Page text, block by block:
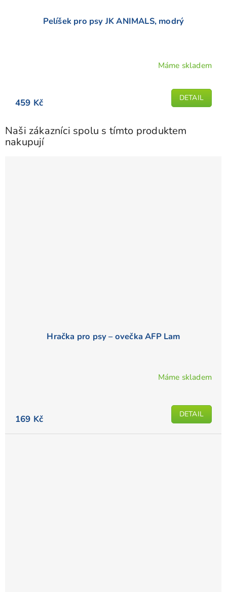
Pelíšek pro psy JK ANIMALS, modrý
Máme skladem
459 Kč DETAIL
Naši zákazníci spolu s tímto produktem
nakupují
Hračka pro psy – ovečka AFP Lam
Máme skladem
169 Kč DETAIL